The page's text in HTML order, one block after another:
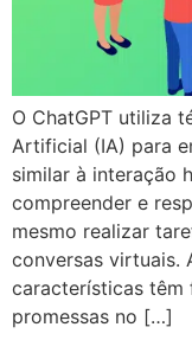
O ChatGPT utiliza
Artificial (IA) para
similar à interação
compreender e
mesmo realizar
conversas virtuais.
características têm
promessas no […]